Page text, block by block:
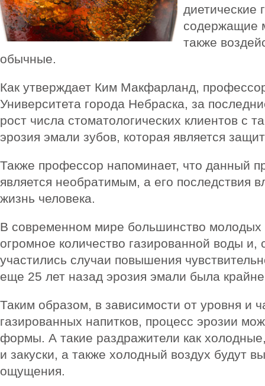
диетические
содержащие
также
обычные.
Как утверждает Ким Макфарланд,
Университета города Небраска, за
рост числа стоматологических клиентов с
эрозия эмали зубов, которая является
Также профессор напоминает, что данный
является необратимым, а его последствия
жизнь человека.
В современном мире большинство молодых
огромное количество газированной воды и,
участились случаи повышения
еще 25 лет назад эрозия эмали была
Таким образом, в зависимости от уровня и
газированных напитков, процесс эрозии
формы. А такие раздражители как
и закуски, а также холодный воздух будут
ощущения.